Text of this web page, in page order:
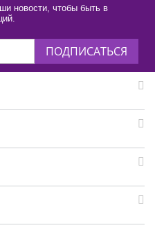
новости, чтобы быть в
ПОДПИСАТЬСЯ